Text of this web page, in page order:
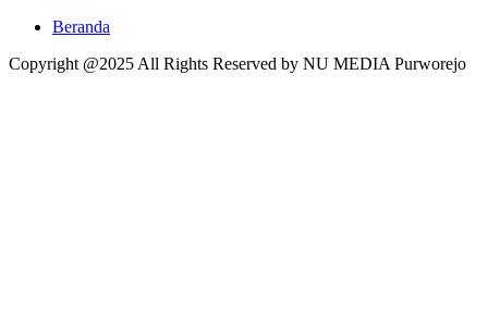
Beranda
Copyright @2025 All Rights Reserved by NU MEDIA Purworejo